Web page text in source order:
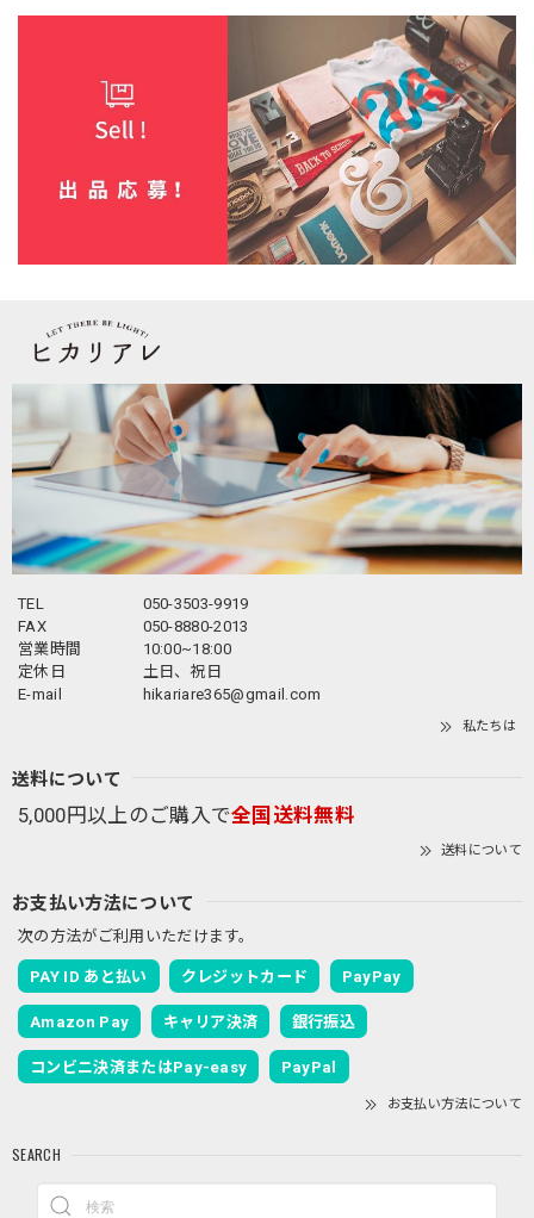
TEL
050-3503-9919
FAX
050-8880-2013
営業時間
10:00~18:00
定休日
土日、祝日
E-mail
hikariare365@gmail.com
私たちは
送料について
5,000円以上のご購入で全国送料無料
送料について
お支払い方法について
次の方法がご利用いただけます。
PAY ID あと払い クレジットカード PayPay
Amazon Pay キャリア決済 銀行振込
コンビニ決済またはPay-easy PayPal
お支払い方法について
SEARCH